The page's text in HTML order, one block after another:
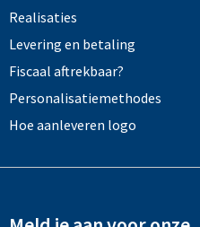
Realisaties
Levering en betaling
Fiscaal aftrekbaar?
Personalisatiemethodes
Hoe aanleveren logo